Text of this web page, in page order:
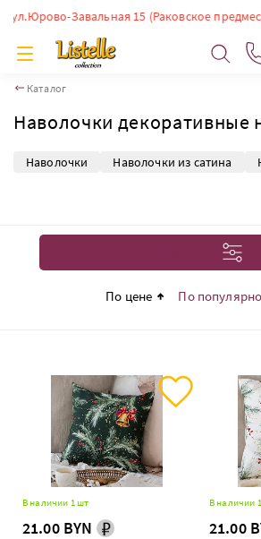
Завальная 15 (Раковское предместье,
Каталог
Наволочки декоративные
Наволочки Наволочки из сатина
По цене По
В наличии 1 шт
21.00 BYN
В наличии
21.00